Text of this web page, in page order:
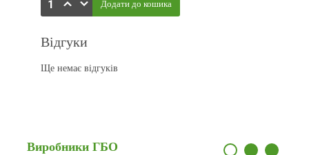
Відгуки
Ще немає відгуків
Виробники ГБО